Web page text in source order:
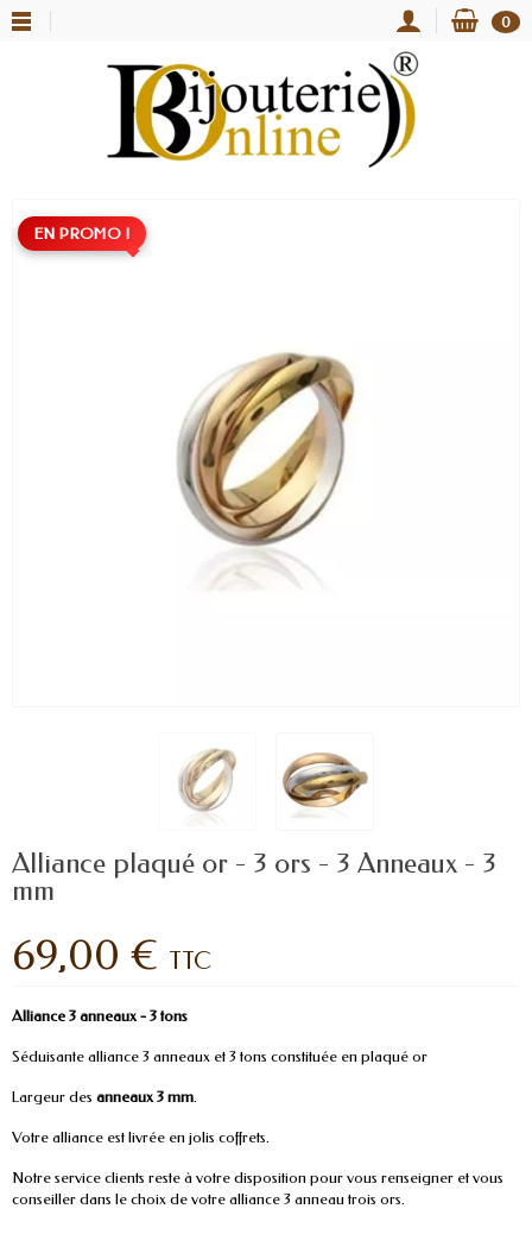
0
EN PROMO !
Alliance plaqué or - 3 ors - 3 Anneaux - 3
mm
69,00 € TTC
Alliance 3 anneaux - 3 tons
Séduisante alliance 3 anneaux et 3 tons constituée en plaqué or
Largeur des anneaux 3 mm.
Votre alliance est livrée en jolis coffrets.
Notre service clients reste à votre disposition pour vous renseigner et vous
conseiller dans le choix de votre alliance 3 anneau trois ors.